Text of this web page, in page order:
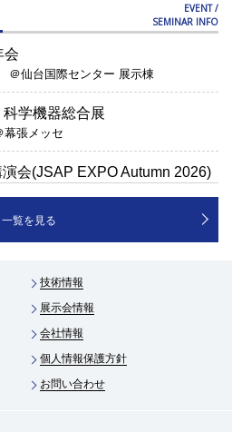
ン搭載型ガス検知用カメラによる「牛
されました。
不具合発生のお詫びと復旧のご連絡
のデモ機を導入いたしました
知らせ
EVENT /
SEMINAR INFO
会
仙台国際センター 展示棟
学機器総合展
張メッセ
会(JSAP EXPO Autumn 2026)
企業展示
一覧を見る
技術情報
展示会情報
会社情報
個人情報保護方針
お問い合わせ